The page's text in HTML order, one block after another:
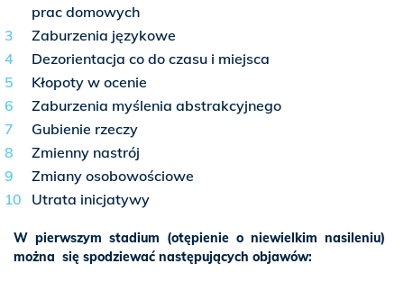
prac domowych
Zaburzenia językowe
Dezorientacja co do czasu i miejsca
Kłopoty w ocenie
Zaburzenia myślenia abstrakcyjnego
Gubienie rzeczy
Zmienny nastrój
Zmiany osobowościowe
Utrata inicjatywy
W pierwszym stadium (otępienie o niewielkim nasileniu)
można się spodziewać następujących objawów: